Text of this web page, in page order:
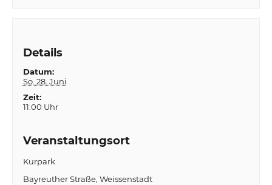
Details
Datum:
So. 28. Juni
Zeit:
11:00 Uhr
Veranstaltungsort
Kurpark
Bayreuther Straße Weissenstadt